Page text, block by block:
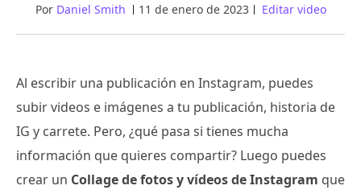
Por Daniel Smith 11 de enero de 2023 Editar video
Al escribir una publicación en Instagram, puedes
subir videos e imágenes a tu publicación, historia de
IG y carrete. Pero, ¿qué pasa si tienes mucha
información que quieres compartir? Luego puedes
crear un Collage de fotos y vídeos de Instagram que